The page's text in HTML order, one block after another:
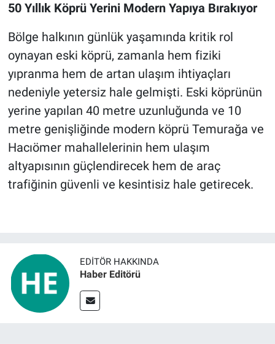
50 Yıllık Köprü Yerini Modern Yapıya Bırakıyor
Bölge halkının günlük yaşamında kritik rol
oynayan eski köprü, zamanla hem fiziki
yıpranma hem de artan ulaşım ihtiyaçları
nedeniyle yetersiz hale gelmişti. Eski köprünün
yerine yapılan 40 metre uzunluğunda ve 10
metre genişliğinde modern köprü Temurağa ve
Hacıömer mahallelerinin hem ulaşım
altyapısının güçlendirecek hem de araç
trafiğinin güvenli ve kesintisiz hale getirecek.
EDITÖR HAKKINDA
Haber Editörü